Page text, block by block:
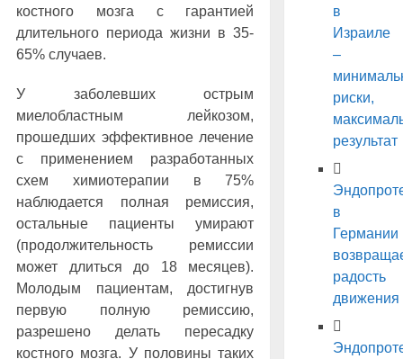
костного мозга с гарантией
длительного периода жизни в 35-
65% случаев.
У заболевших острым
миелобластным лейкозом,
прошедших эффективное лечение
с применением разработанных
схем химиотерапии в 75%
наблюдается полная ремиссия,
остальные пациенты умирают
(продолжительность ремиссии
может длиться до 18 месяцев).
Молодым пациентам, достигнув
первую полную ремиссию,
разрешено делать пересадку
костного мозга. У половины таких
в
Израиле
–
риски,
результат
в
Германии
радость
движения